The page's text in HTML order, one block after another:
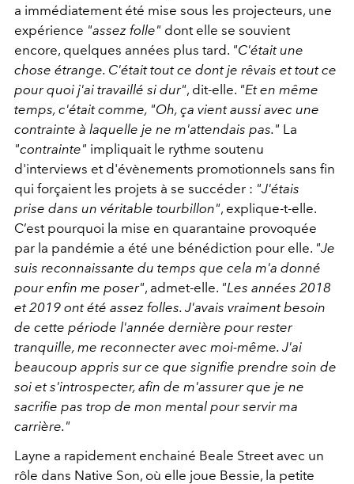
a immédiatement été mise sous les projecteurs, une
expérience "assez folle" dont elle se souvient
encore, quelques années plus tard. "C'était une
chose étrange. C'était tout ce dont je rêvais et tout ce
pour quoi j'ai travaillé si dur", dit-elle. "Et en même
temps, c'était comme, "Oh, ça vient aussi avec une
contrainte à laquelle je ne m'attendais pas." La
"contrainte" impliquait le rythme soutenu
d'interviews et d'évènements promotionnels sans fin
qui forçaient les projets à se succéder : "J'étais
prise dans un véritable tourbillon", explique-t-elle.
C’est pourquoi la mise en quarantaine provoquée
par la pandémie a été une bénédiction pour elle. "Je
suis reconnaissante du temps que cela m'a donné
pour enfin me poser", admet-elle. "Les années 2018
et 2019 ont été assez folles. J'avais vraiment besoin
de cette période l'année dernière pour rester
tranquille, me reconnecter avec moi-même. J'ai
beaucoup appris sur ce que signifie prendre soin de
soi et s'introspecter, afin de m'assurer que je ne
sacrifie pas trop de mon mental pour servir ma
carrière."
Layne a rapidement enchainé Beale Street avec un
rôle dans Native Son, où elle joue Bessie, la petite